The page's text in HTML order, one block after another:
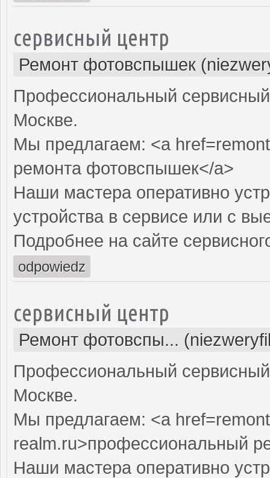
сервисный центр
Ремонт фотовспышек
Профессиональный
Москве.
Мы предлагаем: <a
ремонта фотовспышек</a>
Наши мастера оперативно
устройства в сервисе или с
Подробнее на сайте
odpowiedz
сервисный центр
Ремонт фотовспы...
Профессиональный
Москве.
Мы предлагаем: <a
realm.ru>профессиональный
Наши мастера оперативно